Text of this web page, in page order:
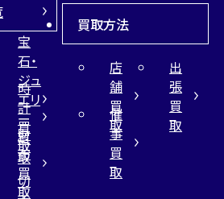
宝
石・
ジュ
エリ
ー
買
取
時
計
買
取
財
布
買
取
切
買取方法
店
舗
買
取
出
張
買
取
催
事
買
取